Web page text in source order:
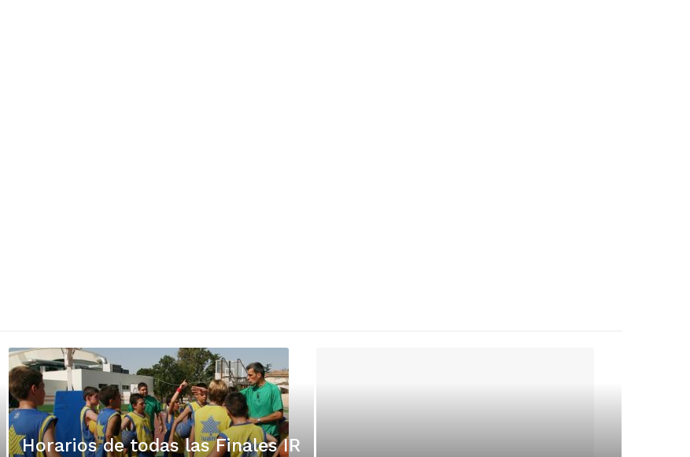
Horarios de todas las Finales IR